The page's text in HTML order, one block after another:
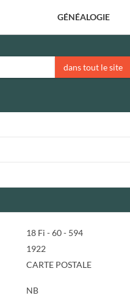
GÉNÉALOGIE
dans tout le site
18 Fi - 60 - 594
1922
CARTE POSTALE
NB